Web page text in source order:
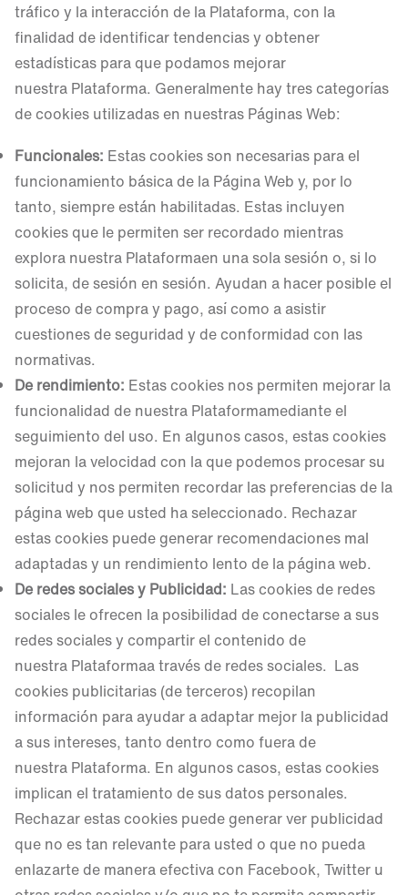
tráfico y la interacción de la Plataforma, con la
finalidad de identificar tendencias y obtener
estadísticas para que podamos mejorar
nuestra Plataforma. Generalmente hay tres categorías
de cookies utilizadas en nuestras Páginas Web:
Funcionales: Estas cookies son necesarias para el
funcionamiento básica de la Página Web y, por lo
tanto, siempre están habilitadas. Estas incluyen
cookies que le permiten ser recordado mientras
explora nuestra Plataformaen una sola sesión o, si lo
solicita, de sesión en sesión. Ayudan a hacer posible el
proceso de compra y pago, así como a asistir
cuestiones de seguridad y de conformidad con las
normativas.
De rendimiento: Estas cookies nos permiten mejorar la
funcionalidad de nuestra Plataformamediante el
seguimiento del uso. En algunos casos, estas cookies
mejoran la velocidad con la que podemos procesar su
solicitud y nos permiten recordar las preferencias de la
página web que usted ha seleccionado. Rechazar
estas cookies puede generar recomendaciones mal
adaptadas y un rendimiento lento de la página web.
De redes sociales y Publicidad: Las cookies de redes
sociales le ofrecen la posibilidad de conectarse a sus
redes sociales y compartir el contenido de
nuestra Plataformaa través de redes sociales. Las
cookies publicitarias (de terceros) recopilan
información para ayudar a adaptar mejor la publicidad
a sus intereses, tanto dentro como fuera de
nuestra Plataforma. En algunos casos, estas cookies
implican el tratamiento de sus datos personales.
Rechazar estas cookies puede generar ver publicidad
que no es tan relevante para usted o que no pueda
enlazarte de manera efectiva con Facebook, Twitter u